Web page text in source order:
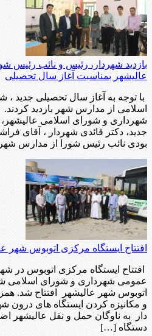
بازدید شهردار، رئیس و نائب رئیس
عالیشهر بمناسبت آغاز سال تحصیلی
با توجه به آغاز سال تحصیلی جدید
اسلامی از مدارس شهر بازدید
شهرداری و شورای اسلامی عالیشهر،
جدید، دکتر قائدی شهردار ، آقای
بودی نائب رئیس شورا از مدارس
افتتاح ایستگاه مرکزی اتوبوس شهر
افتتاح ایستگاه مرکزی اتوبوس در
عمومی شهرداری و شورای اسلامی
اتوبوس شهر عالیشهر افتتاح شد.
دستگاه […]